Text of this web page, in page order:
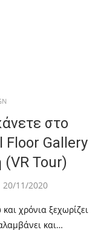
στο
Gallery
(VR Tour)
20/11/2020
χρόνια ξεχωρίζει
και…